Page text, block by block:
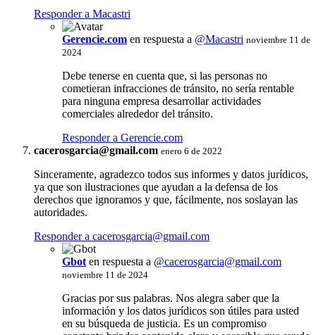
Responder a Macastri
Gerencie.com en respuesta a @Macastri noviembre 11 de
2024
Debe tenerse en cuenta que, si las personas no
cometieran infracciones de tránsito, no sería rentable
para ninguna empresa desarrollar actividades
comerciales alrededor del tránsito.
Responder a Gerencie.com
cacerosgarcia@gmail.com enero 6 de 2022
Sinceramente, agradezco todos sus informes y datos jurídicos,
ya que son ilustraciones que ayudan a la defensa de los
derechos que ignoramos y que, fácilmente, nos soslayan las
autoridades.
Responder a cacerosgarcia@gmail.com
Gbot en respuesta a @cacerosgarcia@gmail.com
noviembre 11 de 2024
Gracias por sus palabras. Nos alegra saber que la
información y los datos jurídicos son útiles para usted
en su búsqueda de justicia. Es un compromiso